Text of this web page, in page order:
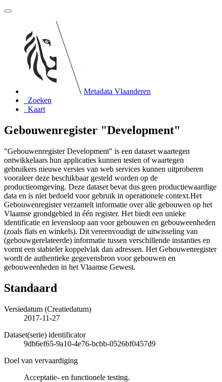
Metadata Vlaanderen
Zoeken
Kaart
Gebouwenregister "Development"
"Gebouwenregister Development" is een dataset waartegen
ontwikkelaars hun applicaties kunnen testen of waartegen
gebruikers nieuwe versies van web services kunnen uitproberen
vooraleer deze beschikbaar gesteld worden op de
productieomgeving. Deze dataset bevat dus geen productiewaardige
data en is niet bedoeld voor gebruik in operationele context.Het
Gebouwenregister verzamelt informatie over alle gebouwen op het
Vlaamse grondgebied in één register. Het biedt een unieke
identificatie en levensloop aan voor gebouwen en gebouweenheden
(zoals flats en winkels). Dit vereenvoudigt de uitwisseling van
(gebouwgerelateerde) informatie tussen verschillende instanties en
vormt een stabieler koppelvlak dan adressen. Het Gebouwenregister
wordt de authentieke gegevensbron voor gebouwen en
gebouweenheden in het Vlaamse Gewest.
Standaard
Versiedatum (Creatiedatum)
2017-11-27
Dataset(serie) identificator
9db6ef65-9a10-4e76-bcbb-0526bf0457d9
Doel van vervaardiging
Acceptatie- en functionele testing.